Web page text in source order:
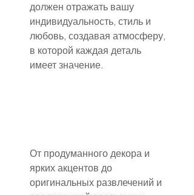
должен отражать вашу
индивидуальность, стиль и
любовь, создавая атмосферу,
в которой каждая деталь
имеет значение.
От продуманного декора и
ярких акцентов до
оригинальных развлечений и